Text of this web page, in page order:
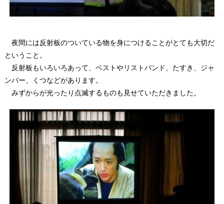
夜間には反射板のついている物を身につけることがとても大切だ
ということ。
反射板もいろいろあって、ベストやリストバンド、たすき、ジャ
ンバー、くつなどがあります。
みずからが光ったり点滅するものも見せていただきました。